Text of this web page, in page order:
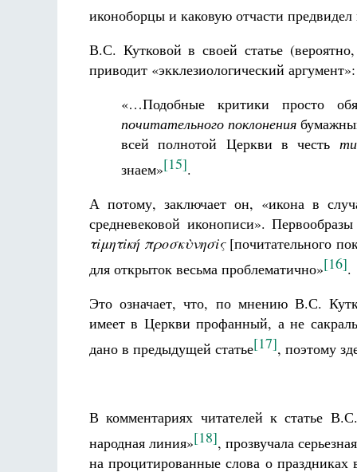
иконоборцы и каковую отчасти
В.С. Кутковой в своей статье
приводит «экклезиологический аргумент»:
«…Подобные критики просто
почитательного поклонения
всей полнотой Церкви в честь
знаем»[15].
А потому, заключает он, «икона в
средневековой иконописи».
τiμητiκή πρoσκὺνησiς[почитательного
для открыток весьма проблематично»[16].
Это означает, что, по мнению В.С.
имеет в Церкви профанный, а не
дано в предыдущей статье[17], поэтому
В комментариях читателей к статье
народная линия»[18], прозвучала
на процитированные слова о